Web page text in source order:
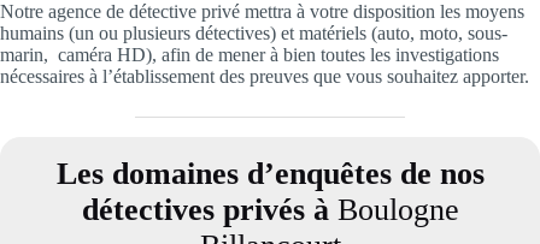
Notre agence de détective privé mettra à votre disposition les moyens
humains (un ou plusieurs détectives) et matériels (auto, moto, sous-
marin, caméra HD), afin de mener à bien toutes les investigations
nécessaires à l’établissement des preuves que vous souhaitez apporter.
Les domaines d’enquêtes de nos
détectives privés à Boulogne